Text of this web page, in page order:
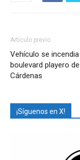
Artículo previo
Vehículo se incendia
boulevard playero
Cárdenas
¡Síguenos en X!